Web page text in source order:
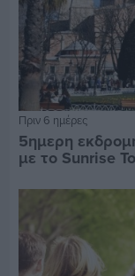
Πριν 6 ημέρες
5ημερη
με το Sunrise